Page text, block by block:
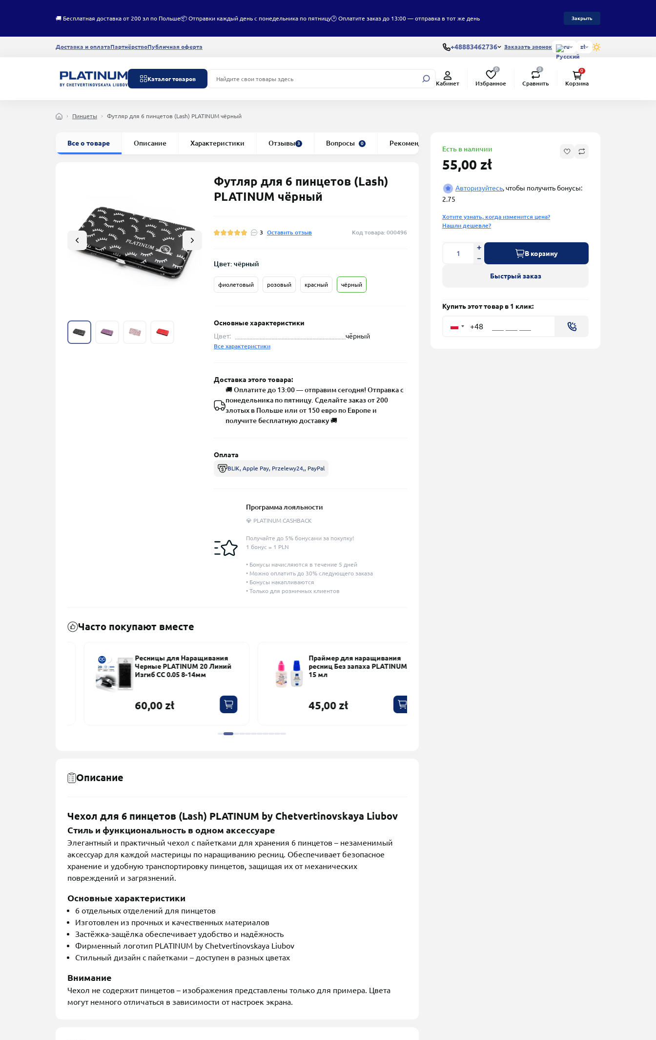
🚚 Бесплатная доставка от 200 зл по Польше📦 Отправки каждый день с понедельника по пятницу🕑 Оплатите заказ до 13:00 — отправка в тот же день Закрыть
Доставка и оплатаПартнёрствоПубличная оферта +48883462736 Заказать звонок ru zł
Каталог товаров
Кабинет
0
Избранное
0
Сравнить
0
Корзина
Пинцеты Футляр для 6 пинцетов (Lash) PLATINUM чёрный
Все о товаре Описание Характеристики Отзывы 3 Вопросы 0 Рекомендуем
Футляр для 6 пинцетов (Lash)
PLATINUM чёрный
3 Оставить отзыв Код товара: 000496
Есть в наличии
55,00 zł
Авторизуйтесь, чтобы получить бонусы:
2.75
Хотите узнать, когда изменится цена?
Нашли дешевле?
В корзину
Быстрый заказ
Купить этот товар в 1 клик:
+48
Цвет: чёрный
фиолетовый розовый красный чёрный
Основные характеристики
Цвет:
чёрный
Все характеристики
Доставка этого товара:
🚚 Оплатите до 13:00 — отправим сегодня! Отправка с
понедельника по пятницу. Сделайте заказ от 200
злотых в Польше или от 150 евро по Европе и
получите бесплатную доставку 🚚
Оплата
BLIK, Apple Pay, Przelewy24,, PayPal
Программа лояльности
💎 PLATINUM CASHBACK
Получайте до 5% бонусами за покупку!
1 бонус = 1 PLN
• Бонусы начисляются в течение 5 дней
• Можно оплатить до 30% следующего заказа
• Бонусы накапливаются
• Только для розничных клиентов
Часто покупают вместе
Ресницы для Наращивания
Черные PLATINUM 20 Линий
Изгиб CC 0.05 8-14мм
60,00 zł
Праймер для наращивания
ресниц Без запаха PLATINUM
15 мл
45,00 zł
Описание
Чехол для 6 пинцетов (Lash) PLATINUM by Chetvertinovskaya Liubov
Стиль и функциональность в одном аксессуаре
Элегантный и практичный чехол с пайетками для хранения 6 пинцетов – незаменимый
аксессуар для каждой мастерицы по наращиванию ресниц. Обеспечивает безопасное
хранение и удобную транспортировку пинцетов, защищая их от механических
повреждений и загрязнений.
Основные характеристики
6 отдельных отделений для пинцетов
Изготовлен из прочных и качественных материалов
Застёжка-защёлка обеспечивает удобство и надёжность
Фирменный логотип PLATINUM by Chetvertinovskaya Liubov
Стильный дизайн с пайетками – доступен в разных цветах
Внимание
Чехол не содержит пинцетов – изображения представлены только для примера. Цвета
могут немного отличаться в зависимости от настроек экрана.